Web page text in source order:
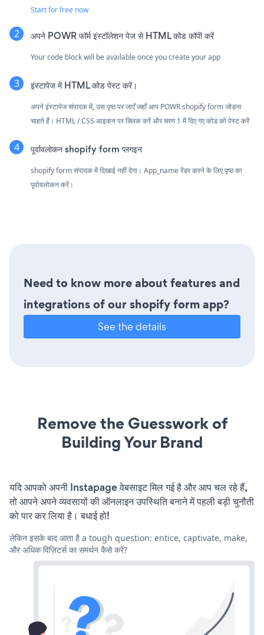
Start for free now
अपने POWR फॉर्म इंस्टॉलेशन पेज से HTML कोड कॉपी करें
Your code block will be available once you create your app
इंस्टापेज में HTML कोड पेस्ट करें।
अपने इंस्टापेज संपादक में, उस पृष्ठ पर जाएँ जहाँ आप POWR shopify form जोड़ना
चाहते हैं। HTML / CSS आइकन पर क्लिक करें और चरण 1 में दिए गए कोड को पेस्ट करें
पूर्वावलोकन shopify form प्लगइन
shopify form संपादक में दिखाई नहीं देगा। App_name रेंडर करने के लिए पृष्ठ का
पूर्वावलोकन करें।
Need to know more about features and
integrations of our shopify form app?
See the details
Remove the Guesswork of
Building Your Brand
यदि आपको अपनी Instapage वेबसाइट मिल गई है और आप चल रहे हैं,
तो आपने अपने व्यवसायों की ऑनलाइन उपस्थिति बनाने में पहली बड़ी चुनौती
को पार कर लिया है। बधाई हो!
लेकिन इसके बाद आता है a tough question: entice, captivate, make,
और अधिक विज़िटर्स का समर्थन कैसे करें?